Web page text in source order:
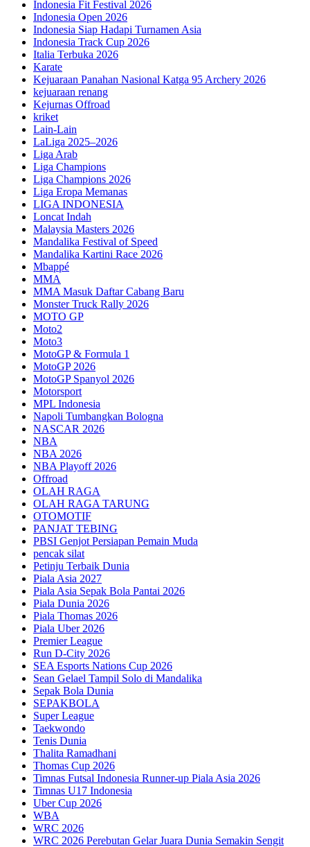
Indonesia Fit Festival 2026
Indonesia Open 2026
Indonesia Siap Hadapi Turnamen Asia
Indonesia Track Cup 2026
Italia Terbuka 2026
Karate
Kejuaraan Panahan Nasional Katga 95 Archery 2026
kejuaraan renang
Kejurnas Offroad
kriket
Lain-Lain
LaLiga 2025–2026
Liga Arab
Liga Champions
Liga Champions 2026
Liga Eropa Memanas
LIGA INDONESIA
Loncat Indah
Malaysia Masters 2026
Mandalika Festival of Speed
Mandalika Kartini Race 2026
Mbappé
MMA
MMA Masuk Daftar Cabang Baru
Monster Truck Rally 2026
MOTO GP
Moto2
Moto3
MotoGP & Formula 1
MotoGP 2026
MotoGP Spanyol 2026
Motorsport
MPL Indonesia
Napoli Tumbangkan Bologna
NASCAR 2026
NBA
NBA 2026
NBA Playoff 2026
Offroad
OLAH RAGA
OLAH RAGA TARUNG
OTOMOTIF
PANJAT TEBING
PBSI Genjot Persiapan Pemain Muda
pencak silat
Petinju Terbaik Dunia
Piala Asia 2027
Piala Asia Sepak Bola Pantai 2026
Piala Dunia 2026
Piala Thomas 2026
Piala Uber 2026
Premier League
Run D-City 2026
SEA Esports Nations Cup 2026
Sean Gelael Tampil Solo di Mandalika
Sepak Bola Dunia
SEPAKBOLA
Super League
Taekwondo
Tenis Dunia
Thalita Ramadhani
Thomas Cup 2026
Timnas Futsal Indonesia Runner-up Piala Asia 2026
Timnas U17 Indonesia
Uber Cup 2026
WBA
WRC 2026
WRC 2026 Perebutan Gelar Juara Dunia Semakin Sengit